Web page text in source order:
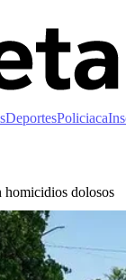
DeportesPoliciaca
homicidios dolosos